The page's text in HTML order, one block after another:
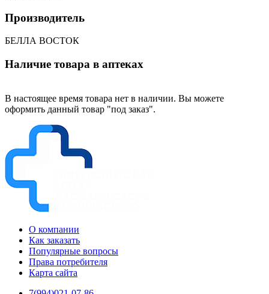
Производитель
БЕЛЛА ВОСТОК
Наличие товара в аптеках
В настоящее время товара нет в наличии. Вы можете
оформить данный товар "под заказ".
О компании
Как заказать
Популярные вопросы
Права потребителя
Карта сайта